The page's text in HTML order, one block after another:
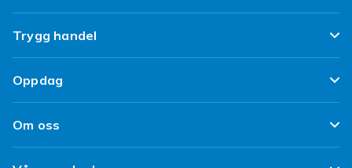
Ofte stilte spørsmål
Spor pakken min
Angre & returner her
Leverering
Trygg handel
Fornøyd kunde-løfte
Kundeanmeldelser
Oppdag
Design dine egne klær
Design ditt eget mobildeksel
Om oss
Om Fyndiq